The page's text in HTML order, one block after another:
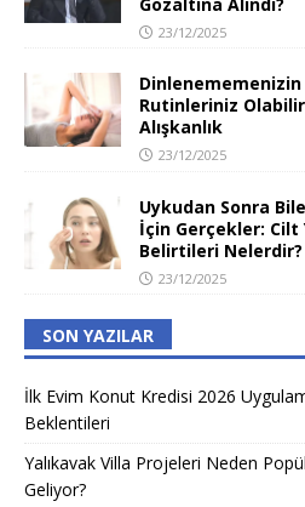
Gözaltına Alındı?
23/12/2025
Rutinleriniz
Alışkanlık
23/12/2025
Uykudan Sonra
İçin Gerçekler: Cilt
Belirtileri Nelerdir?
23/12/2025
SON YAZILAR
İlk Evim Konut Kredisi 2026
Beklentileri
Yalıkavak Villa Projeleri Neden
Geliyor?